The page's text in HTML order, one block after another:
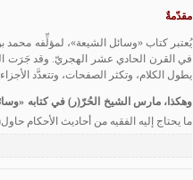
مقدّمةٌ
يُعتبر كتاب «وسائل الشيعة»، لمؤلِّفه محمد
في القرن الحادي عشر الهجريّ. وقد جَرَت
يطول الكلام، وتكثر الصفحات، وتتعدَّد
وهكذا، مارس الشيخ الحُرّ(ر)في كتابه «
ما يحتاج إليه الفقيه من أحاديث الأحكام